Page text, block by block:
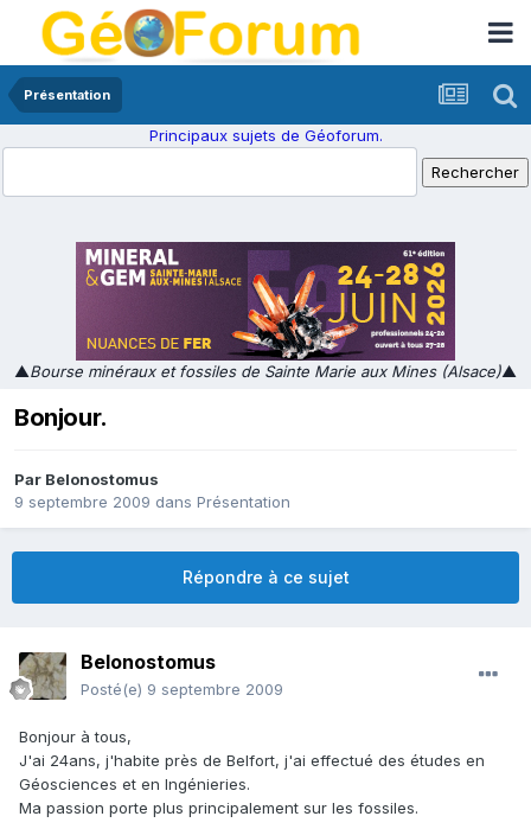
Présentation
Principaux sujets de Géoforum.
▲Bourse minéraux et fossiles de Sainte Marie aux Mines (Alsace)▲
Bonjour.
Par Belonostomus
9 septembre 2009 dans Présentation
Répondre à ce sujet
Belonostomus
Posté(e) 9 septembre 2009
Bonjour à tous,
J'ai 24ans, j'habite près de Belfort, j'ai effectué des études en
Géosciences et en Ingénieries.
Ma passion porte plus principalement sur les fossiles.